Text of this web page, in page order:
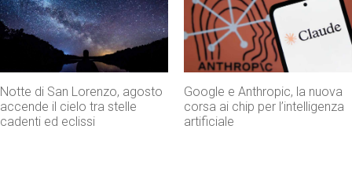
Google e Anthropic, la nuova
corsa ai chip per l’intelligenza
artificiale
Phest 2026 a Monopoli,
fotografia e arte guardano al
futuro